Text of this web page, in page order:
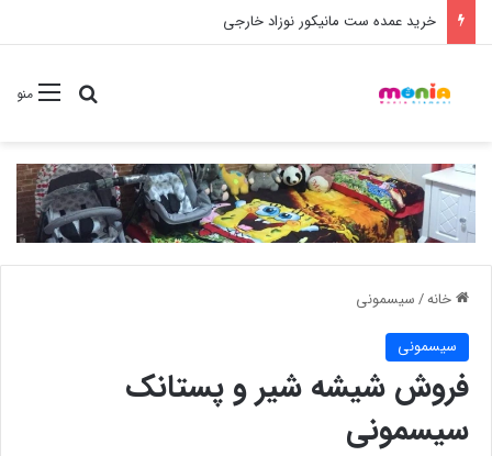
خرید شامپو سر و بدن 500 میل کودک موستلا
منوجستجو
خانه/سیسمونی
سیسمونی
فروش شیشه شیر و پستانک
سیسمونی